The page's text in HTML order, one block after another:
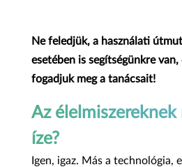
Ne feledjük, a használati
esetében is segítségünkre van,
fogadjuk meg a tanácsait!
Az élelmiszereknek
íze?
Igen, igaz. Más a technológia,